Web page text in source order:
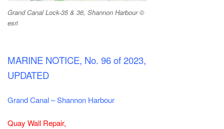
Grand Canal Lock-35 & 36, Shannon Harbour ©
esri
MARINE NOTICE, No. 96 of 2023,
UPDATED
Grand Canal – Shannon Harbour
Quay Wall Repair,